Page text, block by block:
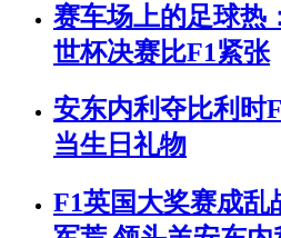
赛车场上的足球热
世杯决赛比F1紧张
安东内利夺比利时
当生日礼物
F1英国大奖赛成乱